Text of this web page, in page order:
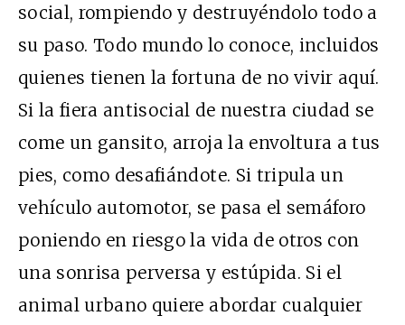
social, rompiendo y destruyéndolo todo a
su paso. Todo mundo lo conoce, incluidos
quienes tienen la fortuna de no vivir aquí.
Si la fiera antisocial de nuestra ciudad se
come un gansito, arroja la envoltura a tus
pies, como desafiándote. Si tripula un
vehículo automotor, se pasa el semáforo
poniendo en riesgo la vida de otros con
una sonrisa perversa y estúpida. Si el
animal urbano quiere abordar cualquier